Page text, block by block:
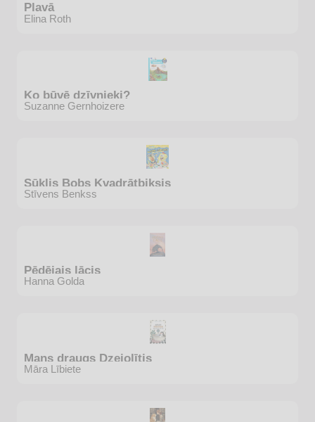
Pļavā
Elina Roth
Ko būvē dzīvnieki?
Suzanne Gernhoizere
Sūklis Bobs Kvadrātbiksis
Stīvens Benkss
Pēdējais lācis
Hanna Golda
Mans draugs Dzejolītis
Māra Lībiete